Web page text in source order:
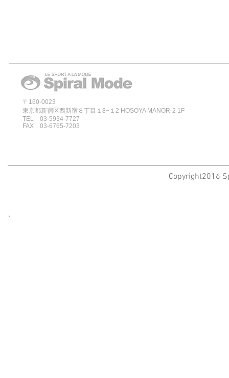
〒160-0023
東京都新宿区西新宿８丁目１8−１2 HOSOYA MANOR-2 1F
TEL 03-5934-7727
FAX 03-6765-7203
Copyright2016